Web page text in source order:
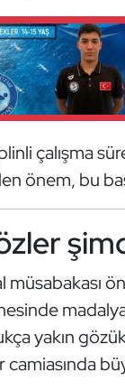
çalışma
önem, bu
müsabakası
yakın
camiasında